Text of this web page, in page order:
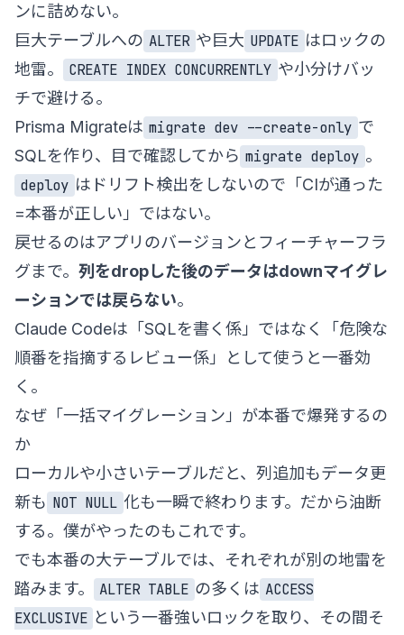
ンに詰めない。
巨大テーブルへの ALTER や巨大 UPDATE はロックの
地雷。
CREATE INDEX CONCURRENTLY や小分けバッ
チで避ける。
Prisma Migrateは migrate dev --create-only で
SQLを作り、目で確認してから migrate deploy 。
deploy はドリフト検出をしないので「CIが通った
=本番が正しい」ではない。
戻せるのはアプリのバージョンとフィーチャーフラ
グまで。 列をdropした後のデータはdownマイグレ
ーションでは戻らない。
Claude Codeは「SQLを書く係」ではなく「危険な
順番を指摘するレビュー係」として使うと一番効
く。
なぜ「一括マイグレーション」が本番で爆発するの
か
ローカルや小さいテーブルだと、列追加もデータ更
新も NOT NULL 化も一瞬で終わります。だから油断
する。僕がやったのもこれです。
でも本番の大テーブルでは、それぞれが別の地雷を
踏みます。
ALTER TABLE の多くは ACCESS
EXCLUSIVE という一番強いロックを取り、その間そ